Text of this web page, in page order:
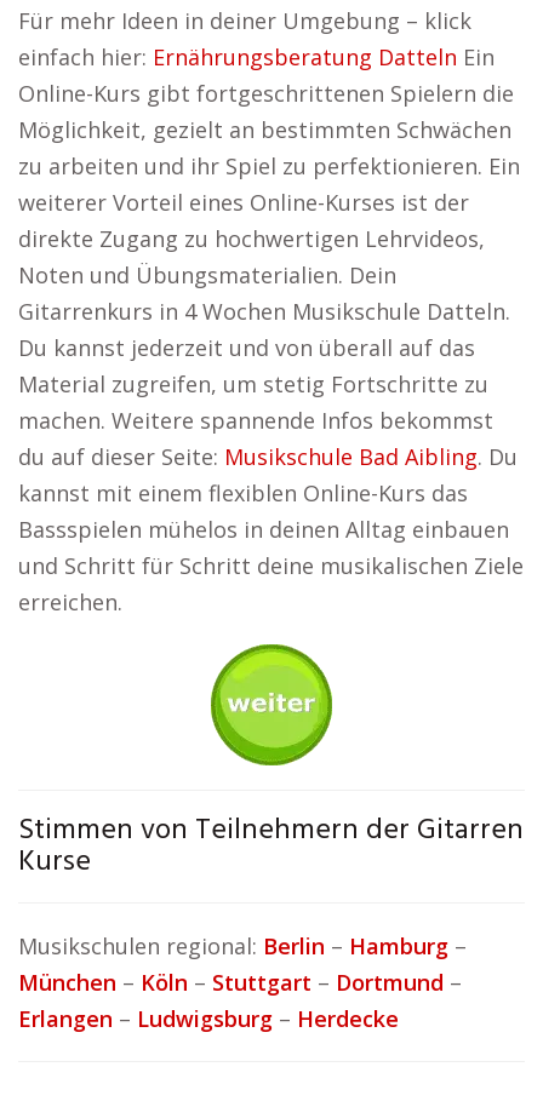
Für mehr Ideen in deiner Umgebung – klick
einfach hier: Ernährungsberatung Datteln Ein
Online-Kurs gibt fortgeschrittenen Spielern die
Möglichkeit, gezielt an bestimmten Schwächen
zu arbeiten und ihr Spiel zu perfektionieren. Ein
weiterer Vorteil eines Online-Kurses ist der
direkte Zugang zu hochwertigen Lehrvideos,
Noten und Übungsmaterialien. Dein
Gitarrenkurs in 4 Wochen Musikschule Datteln.
Du kannst jederzeit und von überall auf das
Material zugreifen, um stetig Fortschritte zu
machen. Weitere spannende Infos bekommst
du auf dieser Seite: Musikschule Bad Aibling. Du
kannst mit einem flexiblen Online-Kurs das
Bassspielen mühelos in deinen Alltag einbauen
und Schritt für Schritt deine musikalischen Ziele
erreichen.
Stimmen von Teilnehmern der Gitarren
Kurse
Musikschulen regional: Berlin – Hamburg –
München – Köln – Stuttgart – Dortmund –
Erlangen – Ludwigsburg – Herdecke